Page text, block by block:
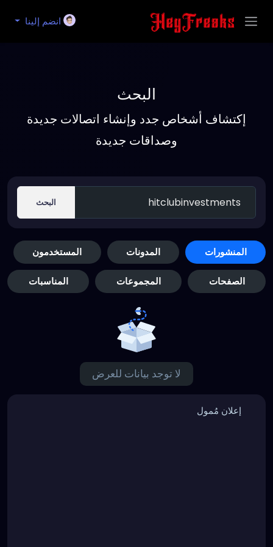
انضم إلينا
البحث
إكتشاف أشخاص جدد وإنشاء اتصالات جديدة
وصداقات جديدة
البحث
المنشورات المدونات المستخدمون
الصفحات المجموعات المناسبات
لا توجد بيانات للعرض
إعلان مُمول